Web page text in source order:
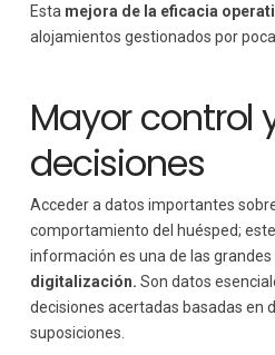
Esta mejora de la eficacia
alojamientos gestionados por
Mayor control
decisiones
Acceder a datos importantes
comportamiento del huésped;
información es una de las
digitalización. Son datos
decisiones acertadas basadas en
suposiciones.